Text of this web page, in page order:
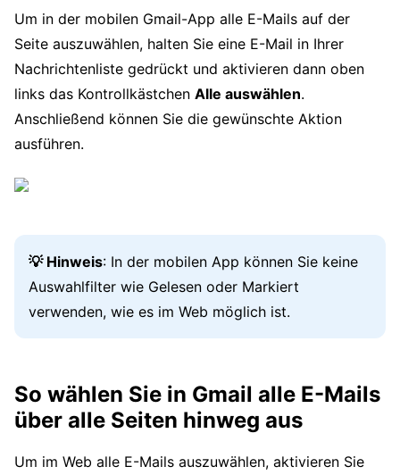
Um in der mobilen Gmail-App alle E-Mails auf der
Seite auszuwählen, halten Sie eine E-Mail in Ihrer
Nachrichtenliste gedrückt und aktivieren dann oben
links das Kontrollkästchen Alle auswählen.
Anschließend können Sie die gewünschte Aktion
ausführen.
💡 Hinweis: In der mobilen App können Sie keine
Auswahlfilter wie Gelesen oder Markiert
verwenden, wie es im Web möglich ist.
So wählen Sie in Gmail alle E-Mails
über alle Seiten hinweg aus
Um im Web alle E-Mails auszuwählen, aktivieren Sie